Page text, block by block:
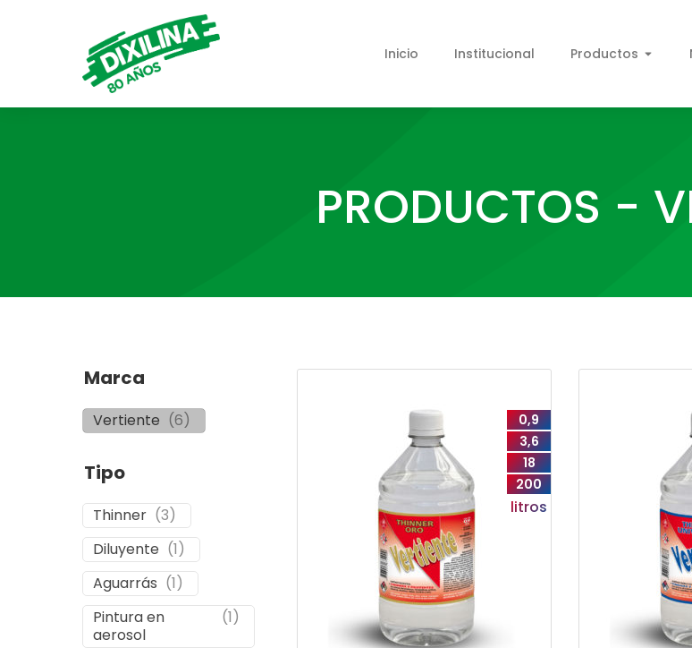
Inicio Institucional Productos
PRODUCTOS -
Marca
Vertiente (6)
Tipo
Thinner (3)
Diluyente (1)
Aguarrás (1)
Pintura en
aerosol
(1)
0,9
3,6
18
200
litros